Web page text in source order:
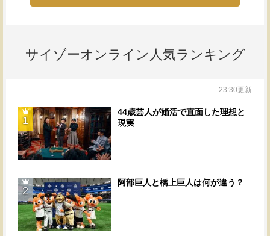
サイゾーオンライン人気ランキング
23:30更新
1
44歳芸人が婚活で直面した理想と
現実
2
阿部巨人と橋上巨人は何が違う？